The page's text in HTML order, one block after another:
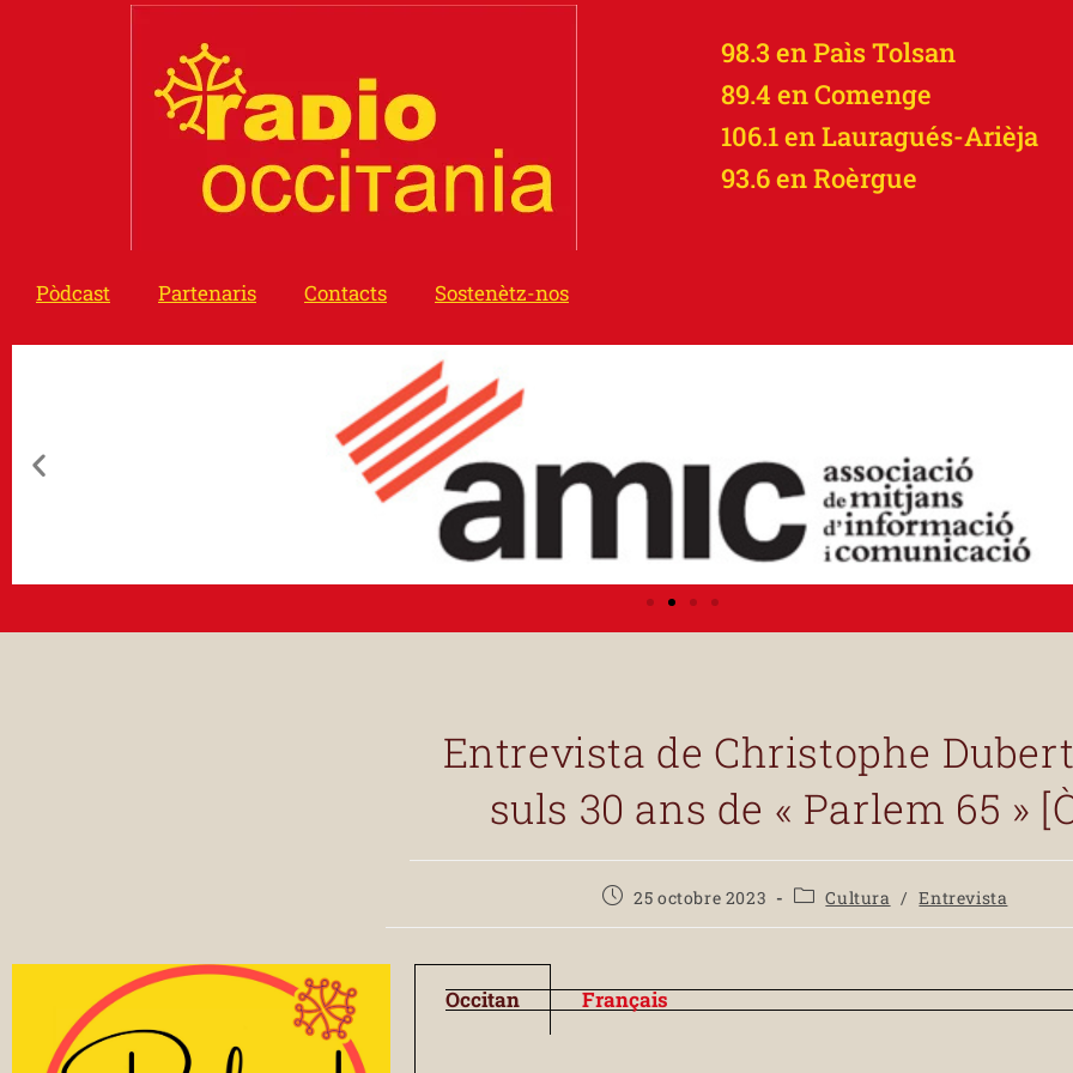
98.3 en Paìs Tolsan
89.4 en Comenge
106.1 en Lauragués-Arièja
93.6 en Roèrgue
Pòdcast Partenaris Contacts Sostenètz-nos
Entrevista de Christophe
suls 30 ans de « Parlem 65 »
25 octobre 2023 Cultura / Entrevista
Occitan Français